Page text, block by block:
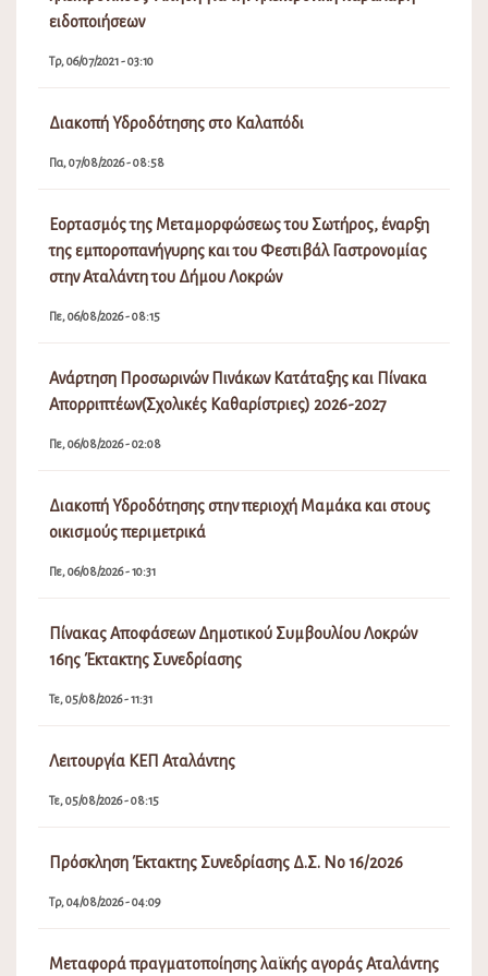
ειδοποιήσεων
Τρ, 06/07/2021 - 03:10
Διακοπή Υδροδότησης στο Καλαπόδι
Πα, 07/08/2026 - 08:58
Εορτασμός της Μεταμορφώσεως του Σωτήρος, έναρξη
της εμποροπανήγυρης και του Φεστιβάλ Γαστρονομίας
στην Αταλάντη του Δήμου Λοκρών
Πε, 06/08/2026 - 08:15
Ανάρτηση Προσωρινών Πινάκων Κατάταξης και Πίνακα
Απορριπτέων(Σχολικές Καθαρίστριες) 2026-2027
Πε, 06/08/2026 - 02:08
Διακοπή Υδροδότησης στην περιοχή Μαμάκα και στους
οικισμούς περιμετρικά
Πε, 06/08/2026 - 10:31
Πίνακας Αποφάσεων Δημοτικού Συμβουλίου Λοκρών
16ης Έκτακτης Συνεδρίασης
Τε, 05/08/2026 - 11:31
Λειτουργία ΚΕΠ Αταλάντης
Τε, 05/08/2026 - 08:15
Πρόσκληση Έκτακτης Συνεδρίασης Δ.Σ. Νο 16/2026
Τρ, 04/08/2026 - 04:09
Μεταφορά πραγματοποίησης λαϊκής αγοράς Αταλάντης